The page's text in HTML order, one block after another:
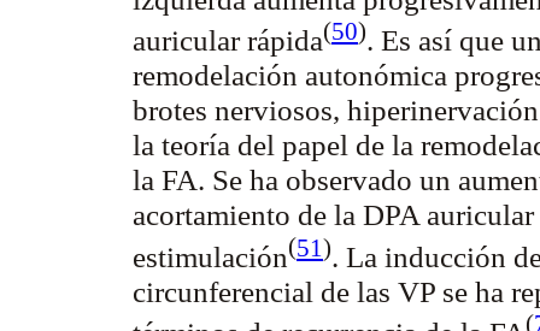
auricularrápida(50). Es así que
remodelación autonómica
brotes nerviosos,
la teoría del papel de la
la FA. Se ha observado un
acortamiento de la DPA
estimulación(51). La inducción
circunferencial de las VP se ha
(